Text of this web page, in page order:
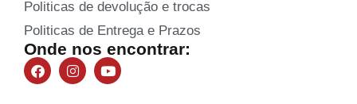
Politicas de devolução e trocas
Politicas de Entrega e Prazos
Onde nos encontrar: